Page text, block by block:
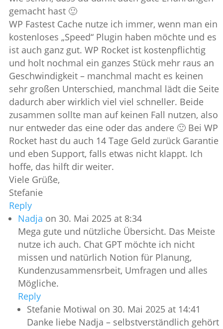
gemacht hast 🙂
WP Fastest Cache nutze ich immer, wenn man ein
kostenloses „Speed“ Plugin haben möchte und es
ist auch ganz gut. WP Rocket ist kostenpflichtig
und holt nochmal ein ganzes Stück mehr raus an
Geschwindigkeit – manchmal macht es keinen
sehr großen Unterschied, manchmal lädt die Seite
dadurch aber wirklich viel viel schneller. Beide
zusammen sollte man auf keinen Fall nutzen, also
nur entweder das eine oder das andere 🙂 Bei WP
Rocket hast du auch 14 Tage Geld zurück Garantie
und eben Support, falls etwas nicht klappt. Ich
hoffe, das hilft dir weiter.
Viele Grüße,
Stefanie
Reply
Nadja on 30. Mai 2025 at 8:34
Mega gute und nützliche Übersicht. Das Meiste
nutze ich auch. Chat GPT möchte ich nicht
missen und natürlich Notion für Planung,
Kundenzusammensrbeit, Umfragen und alles
Mögliche.
Reply
Stefanie Motiwal on 30. Mai 2025 at 14:41
Danke liebe Nadja – selbstverständlich gehört